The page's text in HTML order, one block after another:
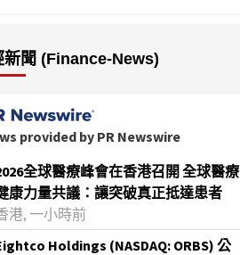
新聞 (Finance-News)
provided by PR Newswire
全球醫療峰會在香港召開 全球醫療
康力量共議：讓突破真正抵達患者
港, 一小時前
Holdings (NASDAQ: ORBS) 公